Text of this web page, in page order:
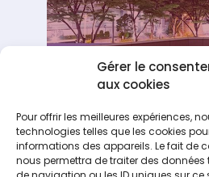
Gérer le
aux cookies
Pour offrir les meilleures expériences,
technologies telles que les cookies
informations des appareils. Le fait de
nous permettra de traiter des
Jardins